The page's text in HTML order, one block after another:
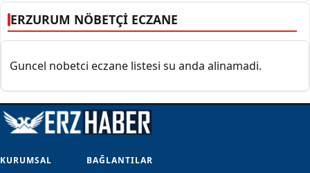
ERZURUM NÖBETÇİ ECZANE
Guncel nobetci eczane listesi su anda alinamadi.
KURUMSAL BAĞLANTILAR